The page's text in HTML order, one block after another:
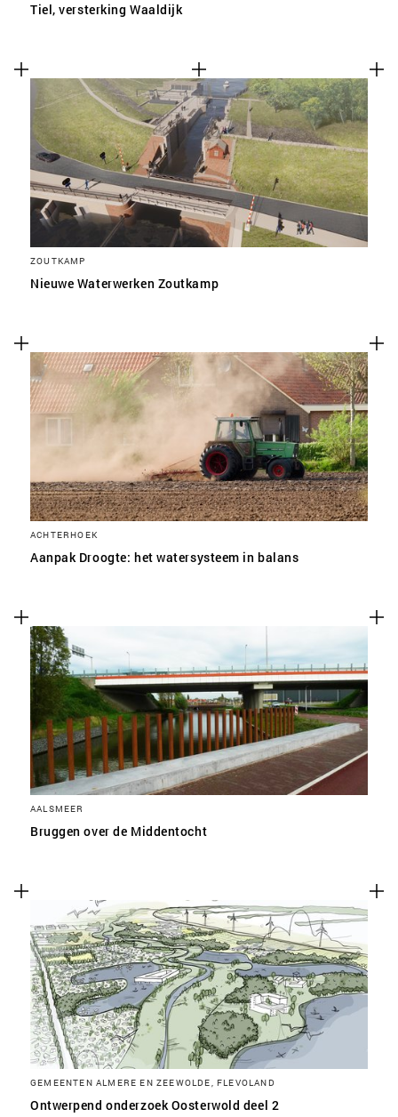
Tiel, versterking Waaldijk
ZOUTKAMP
Nieuwe Waterwerken Zoutkamp
ACHTERHOEK
Aanpak Droogte: het watersysteem in balans
AALSMEER
Bruggen over de Middentocht
GEMEENTEN ALMERE EN ZEEWOLDE, FLEVOLAND
Ontwerpend onderzoek Oosterwold deel 2